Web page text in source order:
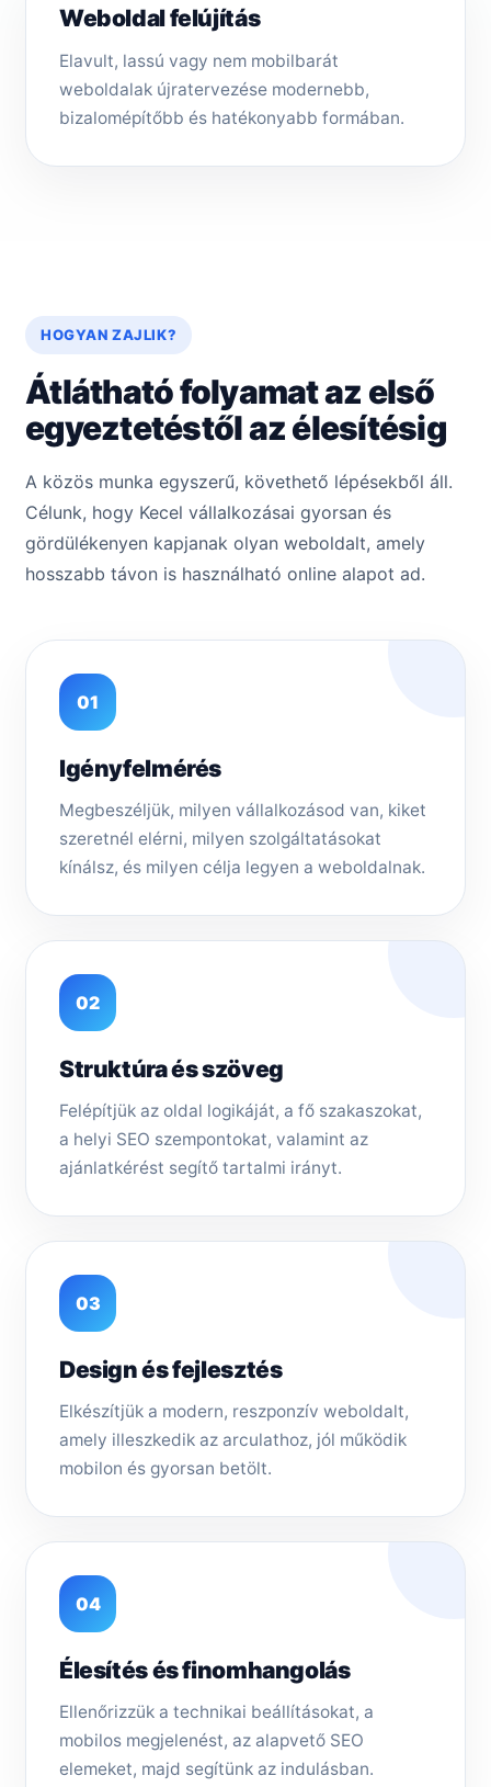
Weboldal felújítás
Elavult, lassú vagy nem mobilbarát
weboldalak újratervezése modernebb,
bizalomépítőbb és hatékonyabb formában.
HOGYAN ZAJLIK?
Átlátható folyamat az első
egyeztetéstől az élesítésig
A közös munka egyszerű, követhető lépésekből áll.
Célunk, hogy Kecel vállalkozásai gyorsan és
gördülékenyen kapjanak olyan weboldalt, amely
hosszabb távon is használható online alapot ad.
01
Igényfelmérés
Megbeszéljük, milyen vállalkozásod van, kiket
szeretnél elérni, milyen szolgáltatásokat
kínálsz, és milyen célja legyen a weboldalnak.
02
Struktúra és szöveg
Felépítjük az oldal logikáját, a fő szakaszokat,
a helyi SEO szempontokat, valamint az
ajánlatkérést segítő tartalmi irányt.
03
Design és fejlesztés
Elkészítjük a modern, reszponzív weboldalt,
amely illeszkedik az arculathoz, jól működik
mobilon és gyorsan betölt.
04
Élesítés és finomhangolás
Ellenőrizzük a technikai beállításokat, a
mobilos megjelenést, az alapvető SEO
elemeket, majd segítünk az indulásban.